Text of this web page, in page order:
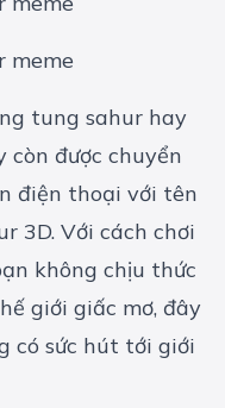
tung sahur hay
được chuyển
điện thoại với tên
3D. Với cách chơi
không chịu thức
giới giấc mơ, đây
có sức hút tới giới